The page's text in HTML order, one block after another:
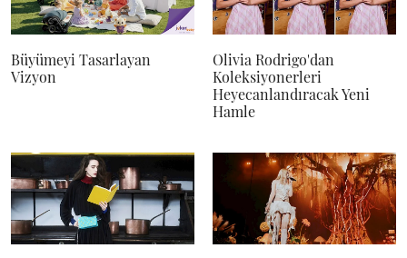
Büyümeyi Tasarlayan
Vizyon
Olivia Rodrigo'dan
Koleksiyonerleri
Heyecanlandıracak Yeni
Hamle